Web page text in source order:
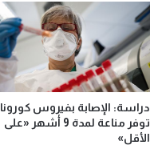
دراسة: الإصابة بفيروس كورونا
توفر مناعة لمدة 9 أشهر «على
الأقل»